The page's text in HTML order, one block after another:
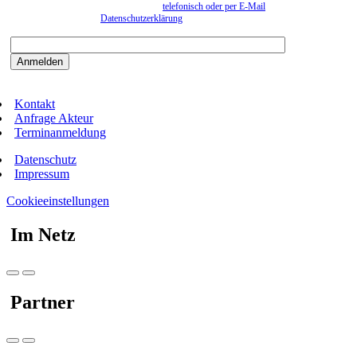
telefonisch oder per E-Mail
Datenschutzerklärung
Kontakt
Anfrage Akteur
Terminanmeldung
Datenschutz
Impressum
Cookieeinstellungen
Im Netz
Partner